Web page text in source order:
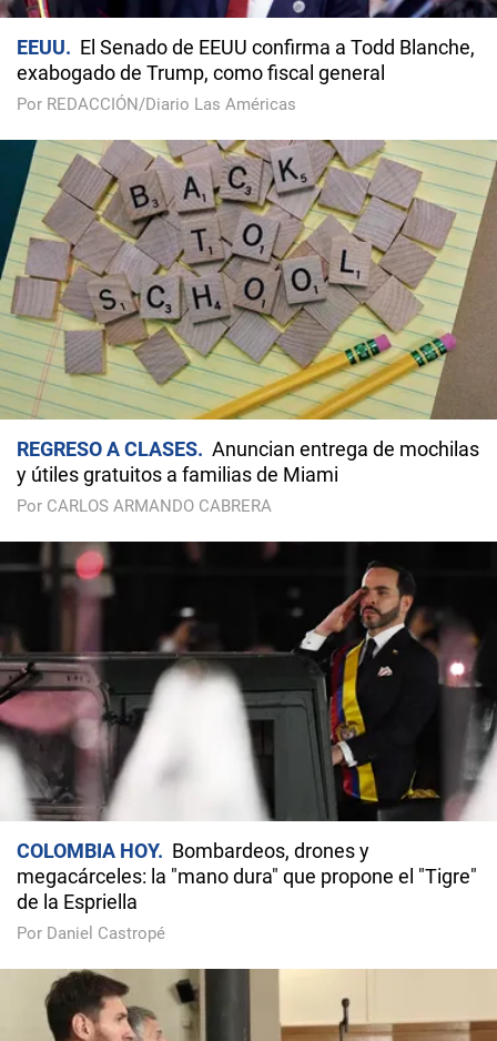
EEUU
El Senado de EEUU confirma a Todd Blanche,
exabogado de Trump, como fiscal general
Por REDACCIÓN/Diario Las Américas
REGRESO A CLASES
Anuncian entrega de mochilas
y útiles gratuitos a familias de Miami
Por CARLOS ARMANDO CABRERA
COLOMBIA HOY
Bombardeos, drones y
megacárceles: la "mano dura" que propone el "Tigre"
de la Espriella
Por Daniel Castropé